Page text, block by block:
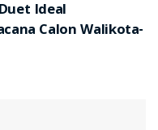
Ideal
Calon Walikota-